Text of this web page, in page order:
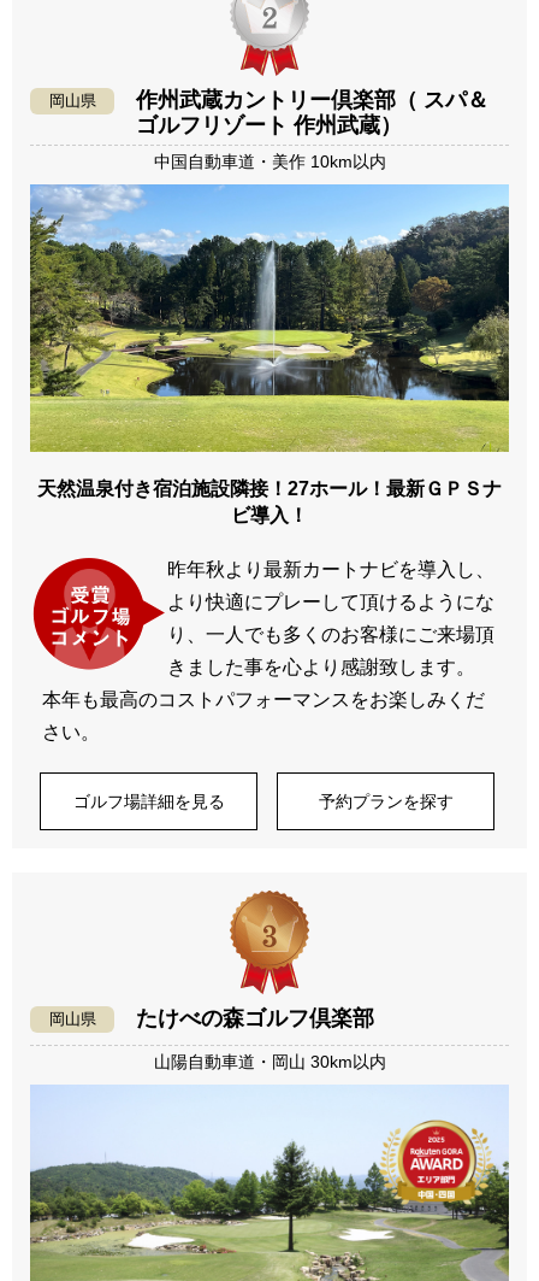
岡山県
作州武蔵カントリー倶楽部（ スパ＆
ゴルフリゾート 作州武蔵）
中国自動車道・美作 10km以内
天然温泉付き宿泊施設隣接！27ホール！最新ＧＰＳナ
ビ導入！
昨年秋より最新カートナビを導入し、
より快適にプレーして頂けるようにな
り、一人でも多くのお客様にご来場頂
きました事を心より感謝致します。
本年も最高のコストパフォーマンスをお楽しみくだ
さい。
ゴルフ場詳細を見る 予約プランを探す
岡山県 たけべの森ゴルフ倶楽部
山陽自動車道・岡山 30km以内